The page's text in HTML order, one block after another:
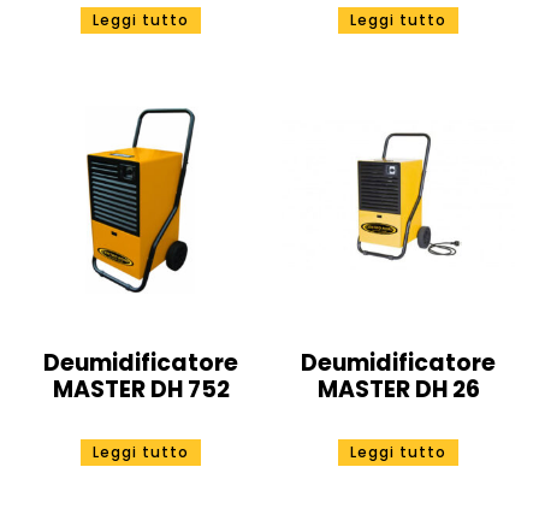
Leggi tutto Leggi tutto
Deumidificatore
MASTER DH 752
Leggi tutto
Deumidificatore
MASTER DH 26
Leggi tutto